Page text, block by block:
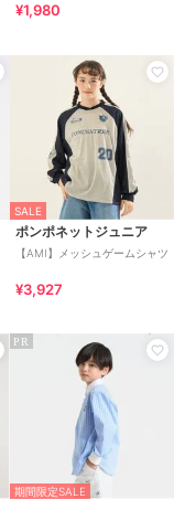
¥1,980
SALE
ポンポネットジュニア
【AMI】メッシュゲームシャツ
¥3,927
PR
期間限定SALE